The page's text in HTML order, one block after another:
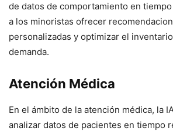
de datos de comportamiento en
a los minoristas ofrecer
personalizadas y optimizar el
demanda.
Atención Médica
En el ámbito de la atención médica, la
analizar datos de pacientes en tiempo